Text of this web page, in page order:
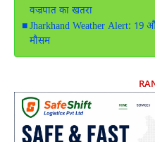
वज्रपात का खतरा
Jharkhand Weather Alert: 19
मौसम